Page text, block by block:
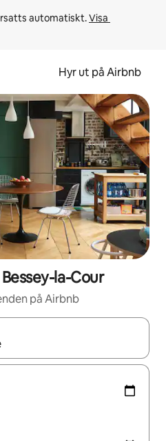
automatiskt. Visa
Hyr ut på Airbnb
la-Cour
på Airbnb
kan du navigera med upp- och